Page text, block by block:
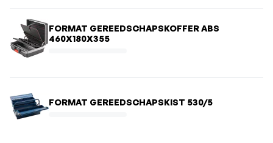
FORMAT GEREEDSCHAPSKOFFER ABS
460X180X355
FORMAT GEREEDSCHAPSKIST 530/5